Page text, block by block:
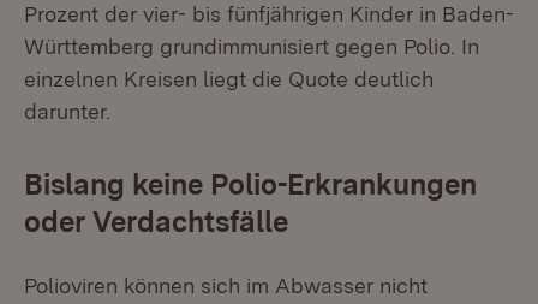
Prozent der vier- bis fünfjährigen Kinder in Baden-
Württemberg grundimmunisiert gegen Polio. In
einzelnen Kreisen liegt die Quote deutlich
darunter.
Bislang keine Polio-Erkrankungen
oder Verdachtsfälle
Polioviren können sich im Abwasser nicht